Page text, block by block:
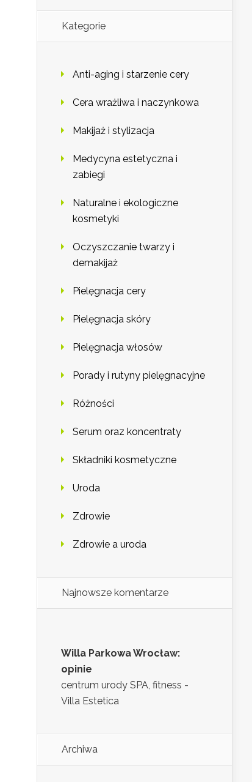
Kategorie
Anti-aging i starzenie cery
Cera wrażliwa i naczynkowa
Makijaż i stylizacja
Medycyna estetyczna i
zabiegi
Naturalne i ekologiczne
kosmetyki
Oczyszczanie twarzy i
demakijaż
Pielęgnacja cery
Pielęgnacja skóry
Pielęgnacja włosów
Porady i rutyny pielęgnacyjne
Różności
Serum oraz koncentraty
Składniki kosmetyczne
Uroda
Zdrowie
Zdrowie a uroda
Najnowsze komentarze
Willa Parkowa Wrocław:
opinie
centrum urody SPA, fitness -
Villa Estetica
Archiwa